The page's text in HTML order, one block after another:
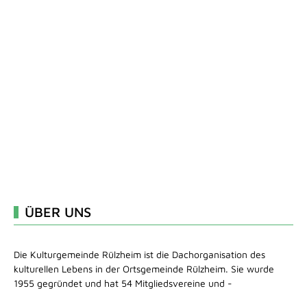
ÜBER UNS
Die Kulturgemeinde Rülzheim ist die Dachorganisation des
kulturellen Lebens in der Ortsgemeinde Rülzheim. Sie wurde
1955 gegründet und hat 54 Mitgliedsvereine und -